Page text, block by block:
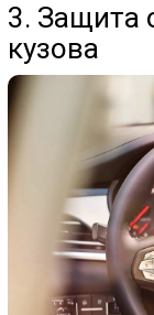
3. Защита
кузова